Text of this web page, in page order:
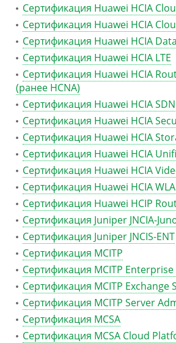
Сертификация Huawei HCIA
Сертификация Huawei HCIA
Сертификация Huawei HCIA
Сертификация Huawei HCIA LTE
Сертификация Huawei HCIA
(ранее HCNA)
Сертификация Huawei HCIA SDN
Сертификация Huawei HCIA
Сертификация Huawei HCIA
Сертификация Huawei HCIA
Сертификация Huawei HCIA
Сертификация Huawei HCIA
Сертификация Huawei HCIP
Сертификация Juniper JNCIA-
Сертификация Juniper JNCIS-ENT
Сертификация MCITP
Сертификация MCITP
Сертификация MCITP Exchange
Сертификация MCITP Server
Сертификация MCSA
Сертификация MCSA Cloud